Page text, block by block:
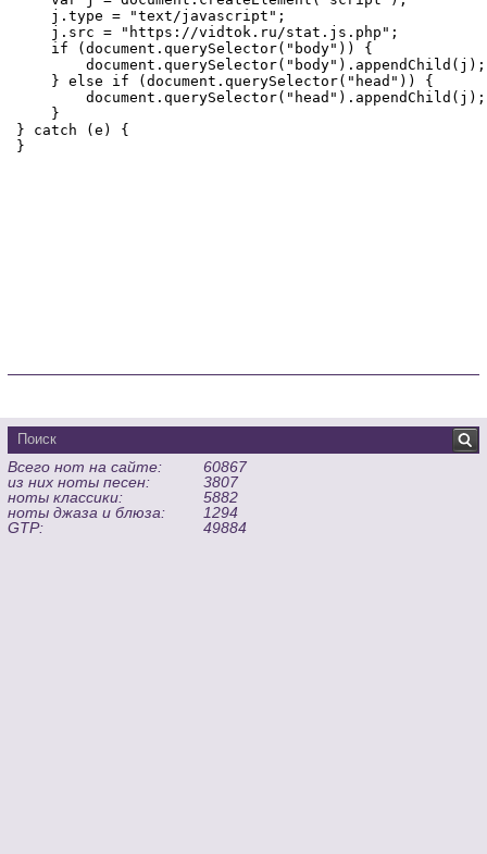
Всего нот на сайте:
60867
из них ноты песен:
3807
ноты классики:
5882
ноты джаза и блюза:
1294
GTP:
49884